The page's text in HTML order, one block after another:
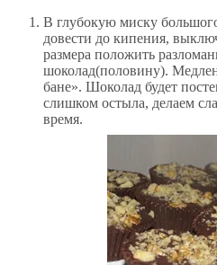
В глубокую миску
довести до кипения,
размера положить
шоколад(половину).
бане». Шоколад будет
слишком остыла, делаем
время.